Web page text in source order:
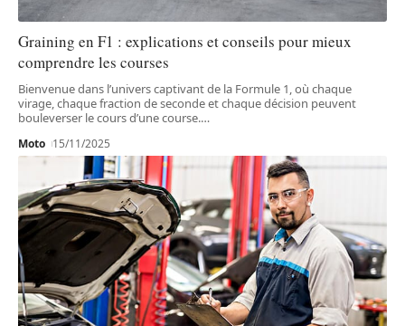
Graining en F1 : explications et conseils pour mieux
comprendre les courses
Bienvenue dans l’univers captivant de la Formule 1, où chaque
virage, chaque fraction de seconde et chaque décision peuvent
bouleverser le cours d’une course.…
Moto 15/11/2025